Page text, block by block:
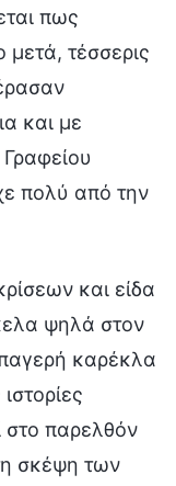
πως
τέσσερις
και με
πολύ από την
και είδα
ψηλά στον
καρέκλα
στο παρελθόν
σκέψη των